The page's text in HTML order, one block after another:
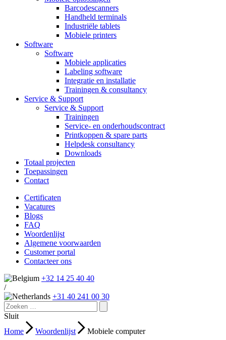
Barcodescanners
Handheld terminals
Industriële tablets
Mobiele printers
Software
Software
Mobiele applicaties
Labeling software
Integratie en installatie
Trainingen & consultancy
Service & Support
Service & Support
Trainingen
Service- en onderhoudscontract
Printkoppen & spare parts
Helpdesk consultancy
Downloads
Totaal projecten
Toepassingen
Contact
Certificaten
Vacatures
Blogs
FAQ
Woordenlijst
Algemene voorwaarden
Customer portal
Contacteer ons
+32 14 25 40 40
/
+31 40 241 00 30
Sluit
Home
Woordenlijst Mobiele computer